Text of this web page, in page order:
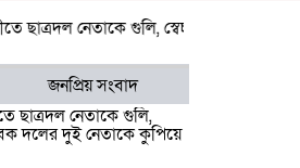
ছাত্রদল নেতাকে গুলি, স্বেচ্ছাসেবক দলের দুই
জনপ্রিয় সংবাদ
ছাত্রদল নেতাকে গুলি,
দলের দুই নেতাকে কুপিয়ে